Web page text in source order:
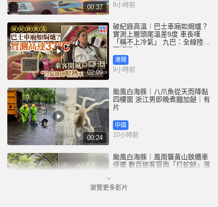
00:37 8小時前
02:09
破紀錄高溫︱巴士車廂如焗爐？
實測上層頭尾溫差9度 車長嘆
「稱不上冷氣」 九巴：全線陸續
下調溫度
港聞
9小時前
00:24
颱風白海豚｜八爪魚從天而降黏
四樓窗 浙江男即晚煮麵加餸｜有
片
中國
10小時前
颱風白海豚︱風雨襲黃山致纜車
停擺 數百旅客冒雨「打蛇餅」落
中國
瀏覽更多影片